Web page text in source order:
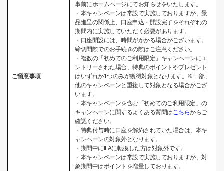
ご留意事項
事前にホームページにてお知らせをいたします。
・本キャンペーンは常設で実施しておりますが、景
品進呈の関係上、口座申込・開設完了をそれぞれの
期間内に実施していただく必要があります。
・口座開設には、時間がかかる場合がございます。
締切間際でのお手続きの際はご注意ください。
・複数の「初めてのご利用限定」キャンペーンにエ
ントリーされた場合、特典のポイントやプレゼント
はいずれか1つのみが獲得対象となります。※一部、
他のキャンペーンと重複して対象となる場合がござ
います。
・本キャンペーンを含む「初めてのご利用限定」の
キャンペーンに関するよくある質問はこちらからご
確認ください。
・特典付与時に口座を解約されていた場合は、本キ
ャンペーンの対象外となります。
・期間中にIFAに転換した方は対象外です。
・本キャンペーンは常設で実施しておりますが、対
象期間中はポイントを増量しております。